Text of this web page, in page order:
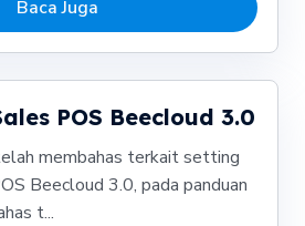
Baca Juga
POS Beecloud 3.0
membahas terkait setting
Beecloud 3.0, pada panduan
t...